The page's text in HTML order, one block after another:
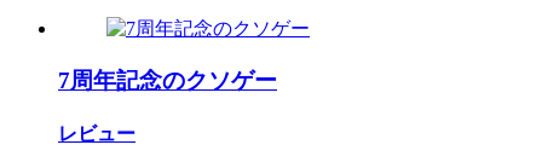
7周年記念のクソゲー
レビュー